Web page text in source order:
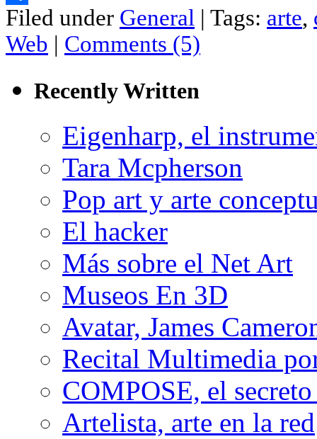
Compartir
Filed under General | Tags: arte,
Web | Comments (5)
Recently Written
Eigenharp, el
Tara Mcpherson
Pop art y arte
El hacker
Más sobre el Net Art
Museos En 3D
Avatar, James
Recital Multimedia
COMPOSE, el
Artelista, arte en la red